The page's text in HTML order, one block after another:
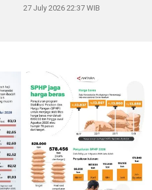
27 July 2026 22:37 WIB